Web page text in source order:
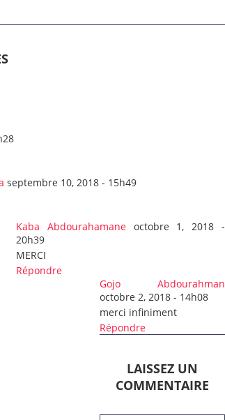
septembre 10, 2018 - 15h49
Kaba Abdourahamane octobre 1, 2018 -
20h39
MERCI
Répondre
Gojo Abdourahman
octobre 2, 2018 - 14h08
merci infiniment
Répondre
LAISSEZ UN
COMMENTAIRE